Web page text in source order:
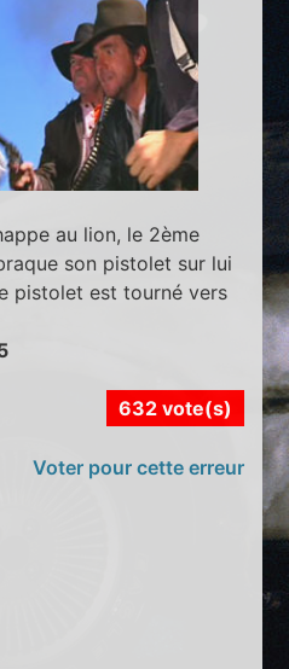
au lion, le 2ème
son pistolet sur lui
pistolet est tourné vers
632 vote(s)
Voter pour cette erreur